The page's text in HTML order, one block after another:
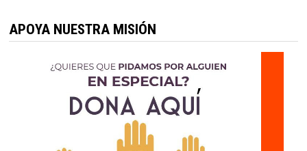
APOYA NUESTRA MISIÓN